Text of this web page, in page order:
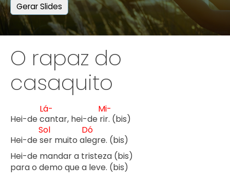
Gerar Slides
O rapaz do
casaquito
Hei-de c
Lá-
antar, hei-de r
Mi-
ir. (bis)
Hei-de s
Sol
er muito al
Dó
egre. (bis)
Hei-de mandar a tristeza (bis)
para o demo que a leve. (bis)